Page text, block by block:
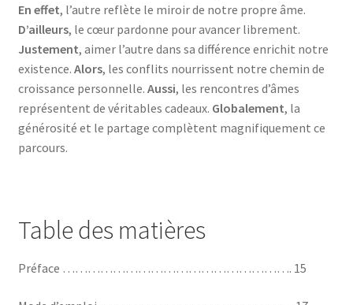
En effet, l’autre reflète le miroir de notre propre âme.
D’ailleurs, le cœur pardonne pour avancer librement.
Justement, aimer l’autre dans sa différence enrichit notre
existence. Alors, les conflits nourrissent notre chemin de
croissance personnelle. Aussi, les rencontres d’âmes
représentent de véritables cadeaux. Globalement, la
générosité et le partage complètent magnifiquement ce
parcours.
Table des matières
Préface ………………………………………………. 15